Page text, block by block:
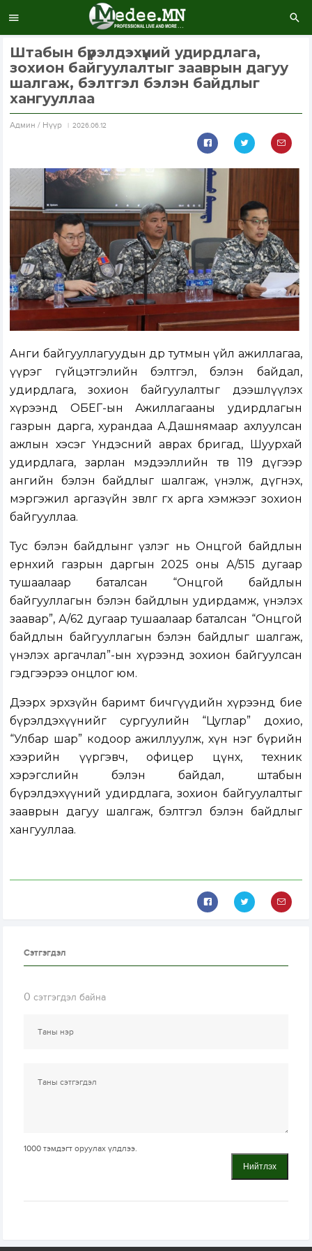
Штабын бүрэлдэхүүний удирдлага,
зохион байгуулалтыг зааврын дагуу
шалгаж, бэлтгэл бэлэн байдлыг
хангууллаа
Aдмин / Нүүр 2026.06.12
Анги байгууллагуудын өдөр тутмын үйл ажиллагаа,
үүрэг гүйцэтгэлийн бэлтгэл, бэлэн байдал,
удирдлага, зохион байгуулалтыг дээшлүүлэх
хүрээнд ОБЕГ-ын Ажиллагааны удирдлагын
газрын дарга, хурандаа А.Дашнямаар ахлуулсан
ажлын хэсэг Үндэсний аврах бригад, Шуурхай
удирдлага, зарлан мэдээллийн төв 119 дүгээр
ангийн бэлэн байдлыг шалгаж, үнэлж, дүгнэх,
мэргэжил аргазүйн зөвлөгөө өгөх арга хэмжээг зохион
байгууллаа.
Тус бэлэн байдлынг үзлэг нь Онцгой байдлын
ерөнхий газрын даргын 2025 оны А/515 дугаар
тушаалаар баталсан “Онцгой байдлын
байгууллагын бэлэн байдлын удирдамж, үнэлэх
заавар”, А/62 дугаар тушаалаар баталсан “Онцгой
байдлын байгууллагын бэлэн байдлыг шалгаж,
үнэлэх аргачлал”-ын хүрээнд зохион байгуулсан
гэдгээрээ онцлог юм.
Дээрх эрхзүйн баримт бичгүүдийн хүрээнд бие
бүрэлдэхүүнийг сургуулийн “Цуглар” дохио,
“Улбар шар” кодоор ажиллуулж, хүн нэг бүрийн
хээрийн үүргэвч, офицер цүнх, техник
хэрэгслийн бэлэн байдал, штабын
бүрэлдэхүүний удирдлага, зохион байгуулалтыг
зааврын дагуу шалгаж, бэлтгэл бэлэн байдлыг
хангууллаа.
Сэтгэгдэл
0 сэтгэгдэл байна
1000 тэмдэгт оруулах үлдлээ.
Нийтлэх